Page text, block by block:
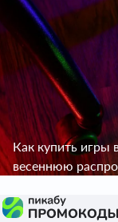
Как купить игры
весеннюю